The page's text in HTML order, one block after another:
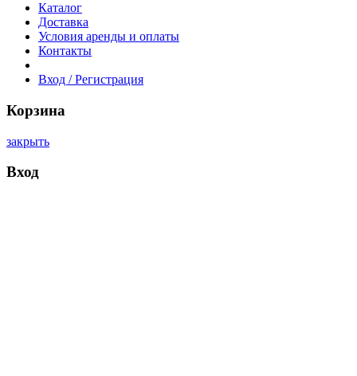
Каталог
Доставка
Условия аренды и оплаты
Контакты
Вход / Регистрация
Корзина
закрыть
Вход